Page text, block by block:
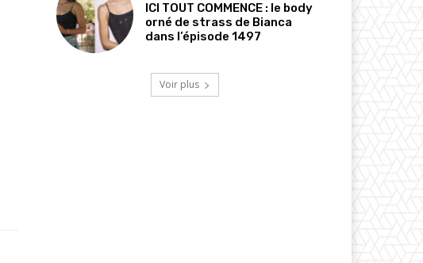
ICI TOUT COMMENCE : le body
orné de strass de Bianca
dans l’épisode 1497
Voir plus